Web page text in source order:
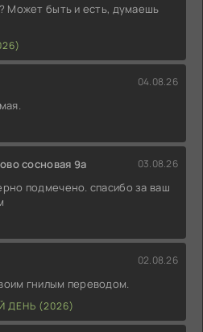
Может быть и есть, думаешь
04.08.26
сосновая 9а 03.08.26
подмечено. спасибо за ваш
02.08.26
гнилым переводом.
ДЕНЬ (2026)